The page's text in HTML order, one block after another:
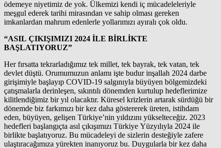
ödemeye niyetimiz de yok. Ülkemizi kendi iç mücadeleleriyle
meşgul ederek tarihi mirasından ve sahip olması gereken
imkanlardan mahrum edenlerle yollarımızı ayıralı çok oldu.
“ASIL ÇIKIŞIMIZI 2024 İLE BİRLİKTE
BAŞLATIYORUZ”
Her fırsatta tekrarladığımız tek millet, tek bayrak, tek vatan, tek
devlet düştü. Orumumuzun anlamı işte budur inşallah 2024 darbe
girişimiyle başlayıp COVID-19 salgınıyla büyüyen bölgemizdeki
çatışmalarla derinleşen, sıkıntılı dönemden kurtulup hedeflerimize
kilitlendiğimiz bir yıl olacaktır. Küresel krizlerin artarak sürdüğü bir
dönemde biz farkımızı bir kez daha göstererek üreten, istihdam
eden, büyüyen, gelişen Türkiye’nin yıldızını yükselteceğiz. 2023
hedefleri başlangıçta asıl çıkışımızı Türkiye Yüzyılıyla 2024 ile
birlikte başlatıyoruz. Bu mücadeleyi de sizlerin desteğiyle zafere
ulaştıracağımıza yürekten inanıyoruz bu. Duygularla bir kez daha